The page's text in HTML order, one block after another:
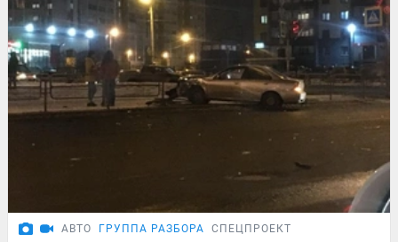
АВТО ГРУППА РАЗБОРА СПЕЦПРОЕКТ